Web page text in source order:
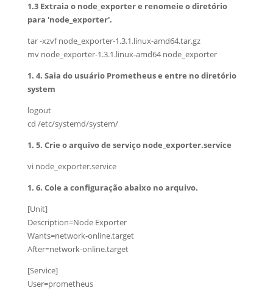
1.3 Extraia o node_exporter e renomeie o diretório
para 'node_exporter'.
tar -xzvf node_exporter-1.3.1.linux-amd64.tar.gz
mv node_exporter-1.3.1.linux-amd64 node_exporter
1. 4. Saia do usuário Prometheus e entre no diretório
system
logout
cd /etc/systemd/system/
1. 5. Crie o arquivo de serviço node_exporter.service
vi node_exporter.service
1. 6. Cole a configuração abaixo no arquivo.
[Unit]
Description=Node Exporter
Wants=network-online.target
After=network-online.target
[Service]
User=prometheus